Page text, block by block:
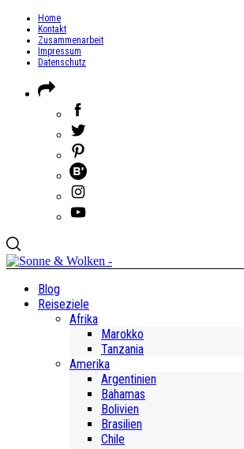
Home
Kontakt
Zusammenarbeit
Impressum
Datenschutz
Blog
Reiseziele
Afrika
Marokko
Tanzania
Amerika
Argentinien
Bahamas
Bolivien
Brasilien
Chile